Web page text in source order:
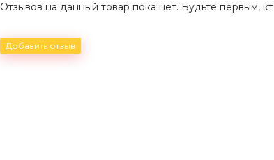
Отзывов на данный товар пока нет. Будьте первым,
Добавить отзыв